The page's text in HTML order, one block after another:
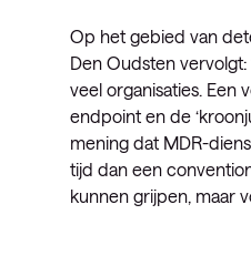
Op het gebied van
Den Oudsten
veel organisaties.
endpoint en de
mening dat MDR-
tijd dan een
kunnen grijpen, maar